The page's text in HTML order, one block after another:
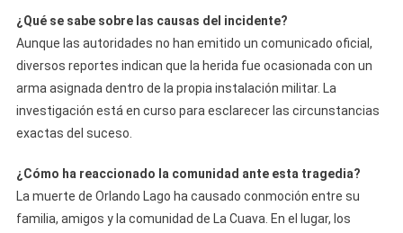
¿Qué se sabe sobre las causas del incidente?
Aunque las autoridades no han emitido un comunicado oficial,
diversos reportes indican que la herida fue ocasionada con un
arma asignada dentro de la propia instalación militar. La
investigación está en curso para esclarecer las circunstancias
exactas del suceso.
¿Cómo ha reaccionado la comunidad ante esta tragedia?
La muerte de Orlando Lago ha causado conmoción entre su
familia, amigos y la comunidad de La Cuava. En el lugar, los